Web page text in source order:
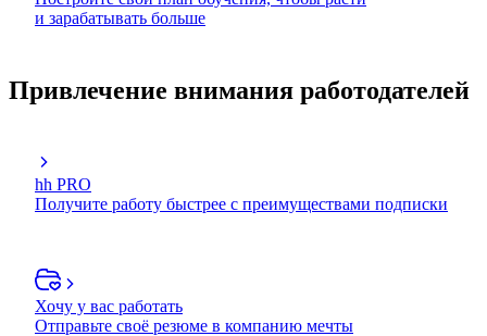
и зарабатывать больше
Привлечение внимания работодателей
hh PRO
Получите работу быстрее с преимуществами подписки
Хочу у вас работать
Отправьте своё резюме в компанию мечты